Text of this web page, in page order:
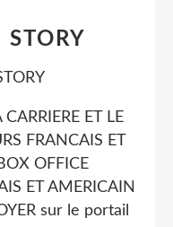
STORY
ET LE
FRANCAIS ET
OFFICE
ET AMERICAIN
sur le portail